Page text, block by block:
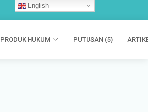
English
HUKUM PUTUSAN (5)